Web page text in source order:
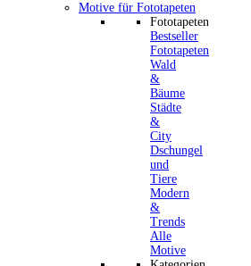
Motive für Fototapeten
Fototapeten
Bestseller
Fototapeten
Wald
&
Bäume
Städte
&
City
Dschungel
und
Tiere
Modern
&
Trends
Alle
Motive